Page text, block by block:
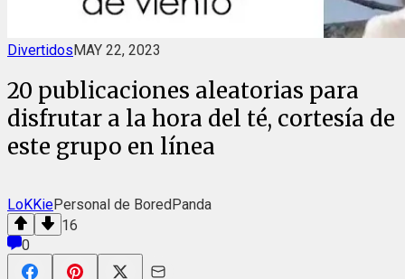
DivertidosMAY 22, 2023
20 publicaciones aleatorias para
disfrutar a la hora del té, cortesía de
este grupo en línea
LoKKiePersonal de BoredPanda
16
0